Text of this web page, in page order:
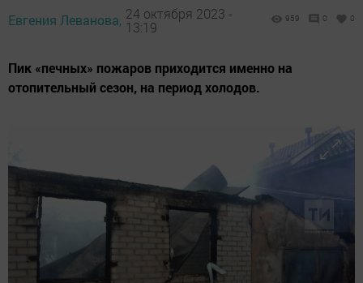
Евгения Леванова, 24 октября 2023 -
13:19
959 0 0
Пик «печных» пожаров приходится именно на
отопительный сезон, на период холодов.